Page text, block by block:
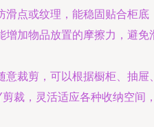
滑点或纹理，能稳固贴合柜底
增加物品放置的摩擦力，避免
意裁剪，可以根据橱柜、抽屉
裁，灵活适应各种收纳空间